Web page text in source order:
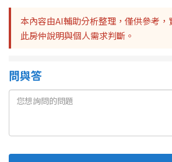
本內容由AI輔助分析整理，僅供參考，
此房仲說明與個人需求判斷。
問與答